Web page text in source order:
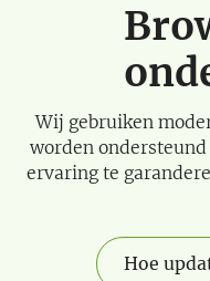
Wij gebruiken
worden ondersteund
ervaring te
Hoe